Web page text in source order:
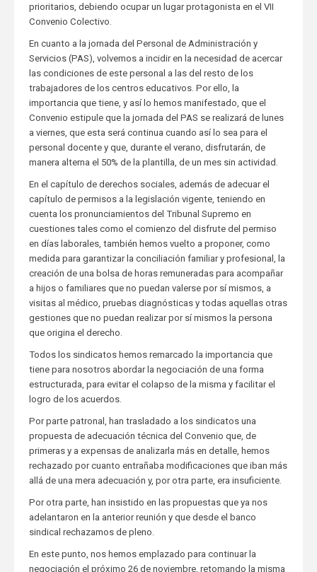
prioritarios, debiendo ocupar un lugar protagonista en el VII
Convenio Colectivo.
En cuanto a la jornada del Personal de Administración y
Servicios (PAS), volvemos a incidir en la necesidad de acercar
las condiciones de este personal a las del resto de los
trabajadores de los centros educativos. Por ello, la
importancia que tiene, y así lo hemos manifestado, que el
Convenio estipule que la jornada del PAS se realizará de lunes
a viernes, que esta será continua cuando así lo sea para el
personal docente y que, durante el verano, disfrutarán, de
manera alterna el 50% de la plantilla, de un mes sin actividad.
En el capítulo de derechos sociales, además de adecuar el
capítulo de permisos a la legislación vigente, teniendo en
cuenta los pronunciamientos del Tribunal Supremo en
cuestiones tales como el comienzo del disfrute del permiso
en días laborales, también hemos vuelto a proponer, como
medida para garantizar la conciliación familiar y profesional, la
creación de una bolsa de horas remuneradas para acompañar
a hijos o familiares que no puedan valerse por sí mismos, a
visitas al médico, pruebas diagnósticas y todas aquellas otras
gestiones que no puedan realizar por sí mismos la persona
que origina el derecho.
Todos los sindicatos hemos remarcado la importancia que
tiene para nosotros abordar la negociación de una forma
estructurada, para evitar el colapso de la misma y facilitar el
logro de los acuerdos.
Por parte patronal, han trasladado a los sindicatos una
propuesta de adecuación técnica del Convenio que, de
primeras y a expensas de analizarla más en detalle, hemos
rechazado por cuanto entrañaba modificaciones que iban más
allá de una mera adecuación y, por otra parte, era insuficiente.
Por otra parte, han insistido en las propuestas que ya nos
adelantaron en la anterior reunión y que desde el banco
sindical rechazamos de pleno.
En este punto, nos hemos emplazado para continuar la
negociación el próximo 26 de noviembre, retomando la misma